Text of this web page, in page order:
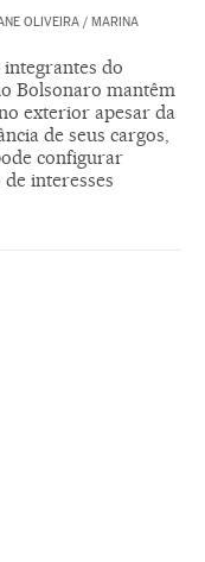
OLIVEIRA / MARINA
integrantes do
Bolsonaro mantêm
exterior apesar da
de seus cargos,
configurar
interesses